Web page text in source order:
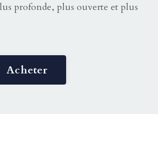
profonde, plus ouverte et plus
Acheter